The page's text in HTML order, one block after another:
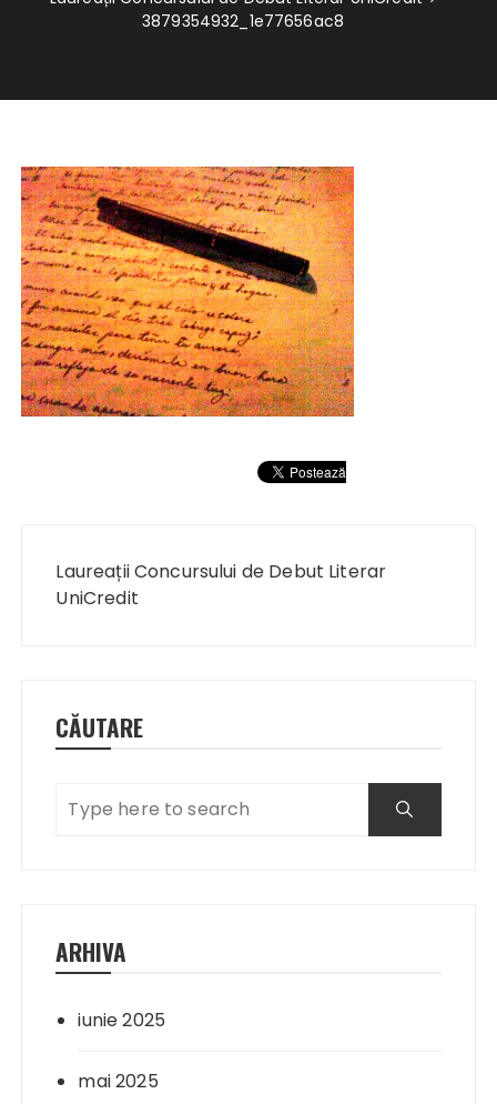
3879354932_1e77656ac8
articole
Laureații Concursului de Debut Literar
UniCredit
CĂUTARE
ARHIVA
iunie 2025
mai 2025